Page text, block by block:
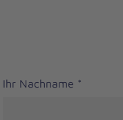
Ihr Nachname *